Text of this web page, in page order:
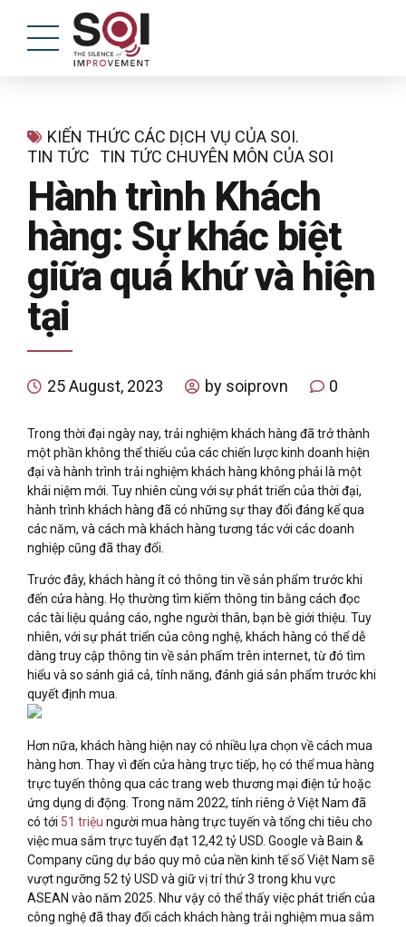
KIẾN THỨC CÁC DỊCH VỤ CỦA SOI.
TIN TỨC TIN TỨC CHUYÊN MÔN CỦA SOI
Hành trình Khách
hàng: Sự khác biệt
giữa quá khứ và hiện
tại
25 August, 2023 by soiprovn 0
Trong thời đại ngày nay, trải nghiệm khách hàng đã trở thành
một phần không thể thiếu của các chiến lược kinh doanh hiện
đại và hành trình trải nghiệm khách hàng không phải là một
khái niệm mới. Tuy nhiên cùng với sự phát triển của thời đại,
hành trình khách hàng đã có những sự thay đổi đáng kể qua
các năm, và cách mà khách hàng tương tác với các doanh
nghiệp cũng đã thay đổi.
Trước đây, khách hàng ít có thông tin về sản phẩm trước khi
đến cửa hàng. Họ thường tìm kiếm thông tin bằng cách đọc
các tài liệu quảng cáo, nghe người thân, bạn bè giới thiệu. Tuy
nhiên, với sự phát triển của công nghệ, khách hàng có thể dễ
dàng truy cập thông tin về sản phẩm trên internet, từ đó tìm
hiểu và so sánh giá cả, tính năng, đánh giá sản phẩm trước khi
quyết định mua.
Hơn nữa, khách hàng hiện nay có nhiều lựa chọn về cách mua
hàng hơn. Thay vì đến cửa hàng trực tiếp, họ có thể mua hàng
trực tuyến thông qua các trang web thương mại điện tử hoặc
ứng dụng di động. Trong năm 2022, tính riêng ở Việt Nam đã
có tới 51 triệu người mua hàng trực tuyến và tổng chi tiêu cho
việc mua sắm trực tuyến đạt 12,42 tỷ USD. Google và Bain &
Company cũng dự báo quy mô của nền kinh tế số Việt Nam sẽ
vượt ngưỡng 52 tỷ USD và giữ vị trí thứ 3 trong khu vực
ASEAN vào năm 2025. Như vậy có thể thấy việc phát triển của
công nghệ đã thay đổi cách khách hàng trải nghiệm mua sắm